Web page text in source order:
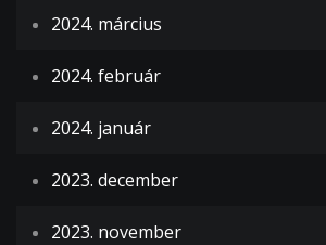
2024. március
2024. február
2024. január
2023. december
2023. november